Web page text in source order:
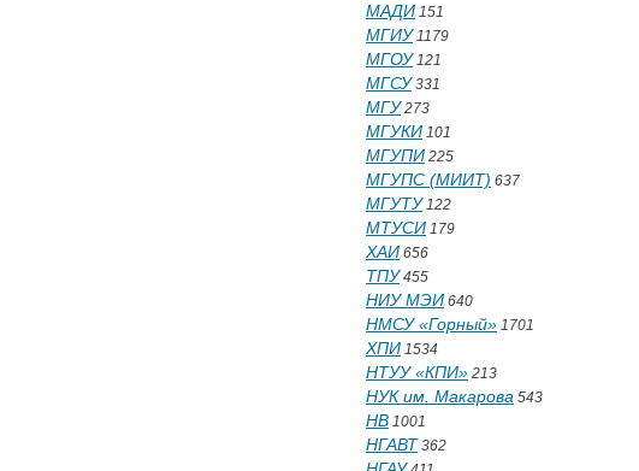
МАДИ 151
МГИУ1179
МГОУ121
МГСУ331
МГУ273
МГУКИ 101
МГУПИ 225
МГУПС (МИИТ) 637
МГУТУ122
МТУСИ 179
ХАИ 656
ТПУ455
НИУ МЭИ 640
НМСУ «Горный» 1701
ХПИ 1534
НТУУ «КПИ» 213
НУК им. Макарова 543
НВ 1001
НГАВТ 362